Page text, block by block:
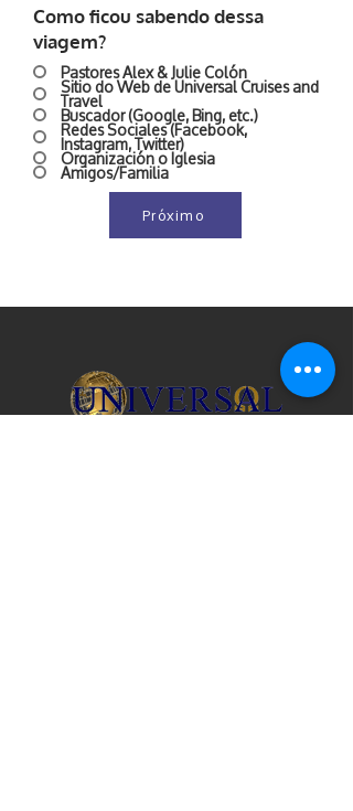
Como ficou sabendo dessa
viagem?
Pastores Alex & Julie Colón
Sitio do Web de Universal Cruises and
Travel
Buscador (Google, Bing, etc.)
Redes Sociales (Facebook,
Instagram, Twitter)
Organización o Iglesia
Amigos/Familia
Próximo